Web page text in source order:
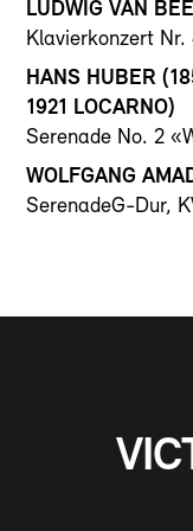
LUDWIG VAN
Klavierkonzert Nr.
HANS HUBER
1921 LOCARNO)
Serenade No. 2
WOLFGANG
SerenadeG-Dur,